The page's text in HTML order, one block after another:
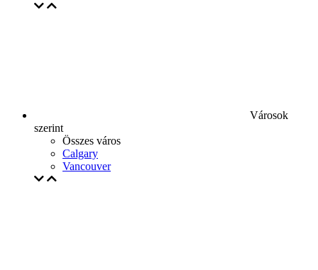
Városok
szerint
Összes város
Calgary
Vancouver